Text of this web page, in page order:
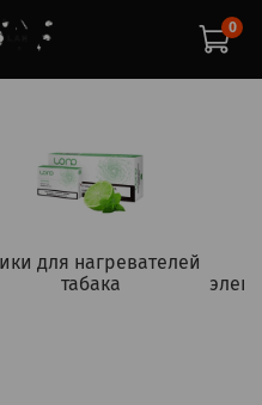
0
для нагревателей
табака